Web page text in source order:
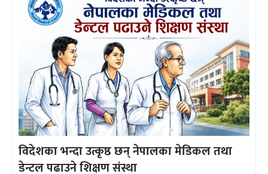
विदेशका भन्दा उत्कृष्ठ छन् नेपालका मेडिकल तथा
डेन्टल पढाउने शिक्षण संस्था